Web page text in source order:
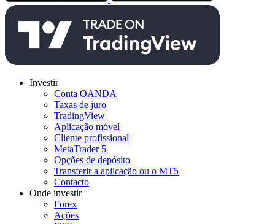
Investir
Conta OANDA
Taxas de juro
TradingView
Aplicação móvel
Cliente profissional
MetaTrader 5
Opções de depósito
Transferir a aplicação ou o MT5
Contacto
Onde investir
Forex
Ações